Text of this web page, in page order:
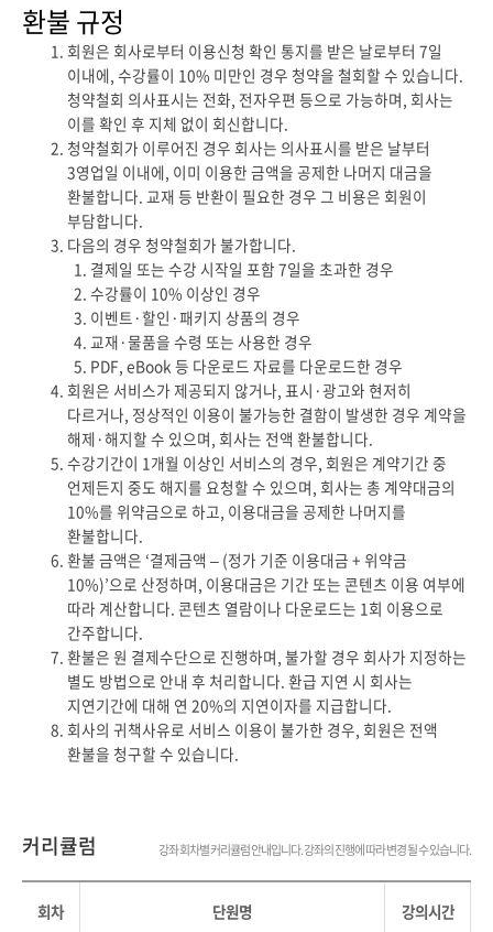
환불 규정
회원은 회사로부터 이용신청 확인 통지를 받은 날로부터 7일
이내에, 수강률이 10% 미만인 경우 청약을 철회할 수 있습니다.
청약철회 의사표시는 전화, 전자우편 등으로 가능하며, 회사는
이를 확인 후 지체 없이 회신합니다.
청약철회가 이루어진 경우 회사는 의사표시를 받은 날부터
3영업일 이내에, 이미 이용한 금액을 공제한 나머지 대금을
환불합니다. 교재 등 반환이 필요한 경우 그 비용은 회원이
부담합니다.
다음의 경우 청약철회가 불가합니다.
결제일 또는 수강 시작일 포함 7일을 초과한 경우
수강률이 10% 이상인 경우
이벤트·할인·패키지 상품의 경우
교재·물품을 수령 또는 사용한 경우
PDF, eBook 등 다운로드 자료를 다운로드한 경우
회원은 서비스가 제공되지 않거나, 표시·광고와 현저히
다르거나, 정상적인 이용이 불가능한 결함이 발생한 경우 계약을
해제·해지할 수 있으며, 회사는 전액 환불합니다.
수강기간이 1개월 이상인 서비스의 경우, 회원은 계약기간 중
언제든지 중도 해지를 요청할 수 있으며, 회사는 총 계약대금의
10%를 위약금으로 하고, 이용대금을 공제한 나머지를
환불합니다.
환불 금액은 ‘결제금액 – (정가 기준 이용대금 + 위약금
10%)’으로 산정하며, 이용대금은 기간 또는 콘텐츠 이용 여부에
따라 계산합니다. 콘텐츠 열람이나 다운로드는 1회 이용으로
간주합니다.
환불은 원 결제수단으로 진행하며, 불가할 경우 회사가 지정하는
별도 방법으로 안내 후 처리합니다. 환급 지연 시 회사는
지연기간에 대해 연 20%의 지연이자를 지급합니다.
회사의 귀책사유로 서비스 이용이 불가한 경우, 회원은 전액
환불을 청구할 수 있습니다.
커리큘럼 강좌 회차별 커리큘럼 안내입니다. 강좌의 진행에 따라 변경 될 수 있습니다.
회차 단원명 강의시간